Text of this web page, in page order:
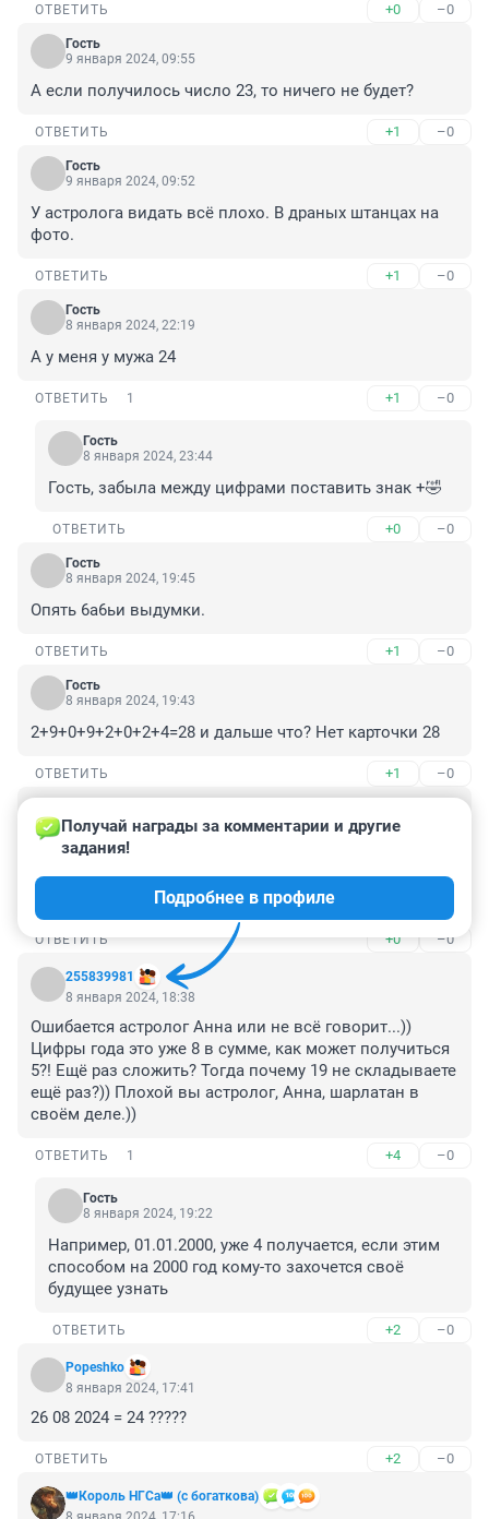
ОТВЕТИТЬ +0 –0
Гость
9 января 2024, 09:55
А если получилось число 23, то ничего не будет?
ОТВЕТИТЬ +1 –0
Гость
9 января 2024, 09:52
У астролога видать всё плохо. В драных штанцах на
фото.
ОТВЕТИТЬ +1 –0
Гость
8 января 2024, 22:19
А у меня у мужа 24
ОТВЕТИТЬ 1 +1 –0
Гость
8 января 2024, 23:44
Гость, забыла между цифрами поставить знак +🤣
ОТВЕТИТЬ +0 –0
Гость
8 января 2024, 19:45
Опять 6а6ьи выдумки.
ОТВЕТИТЬ +1 –0
Гость
8 января 2024, 19:43
2+9+0+9+2+0+2+4=28 и дальше что? Нет карточки 28
ОТВЕТИТЬ +1 –0
8 января 2024, 19:09
Короче, если по нашей хате "с краю" не прилетит
иноземная ракета, то будем процветать, иначе будет
ОТВЕТИТЬ +0 –0
255839981
Получай награды за комментарии и другие
задания!
Подробнее в профиле
8 января 2024, 18:38
Ошибается астролог Анна или не всё говорит...))
Цифры года это уже 8 в сумме, как может получиться
5?! Ещё раз сложить? Тогда почему 19 не складываете
ещё раз?)) Плохой вы астролог, Анна, шарлатан в
своём деле.))
ОТВЕТИТЬ 1 +4 –0
Гость
8 января 2024, 19:22
Например, 01.01.2000, уже 4 получается, если этим
способом на 2000 год кому-то захочется своё
будущее узнать
ОТВЕТИТЬ +2 –0
Popeshko
8 января 2024, 17:41
26 08 2024 = 24 ?????
ОТВЕТИТЬ +2 –0
👑Король НГСа👑 (с богаткова)